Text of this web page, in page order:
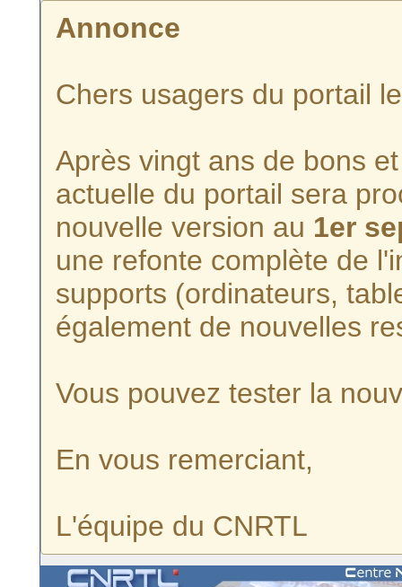
Annonce
Chers usagers du portail
Après vingt ans de bons
actuelle du portail sera
nouvelle version au 1er
une refonte complète de
supports (ordinateurs,
également de nouvelles
Vous pouvez tester la
En vous remerciant,
L'équipe du CNRTL